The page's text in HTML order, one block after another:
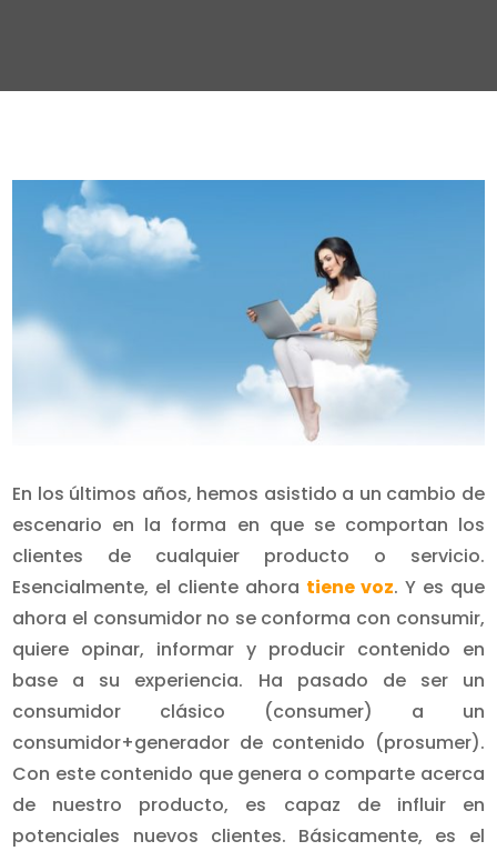
En los últimos años, hemos asistido a un cambio de
escenario en la forma en que se comportan los
clientes de cualquier producto o servicio.
Esencialmente, el cliente ahora tiene voz. Y es que
ahora el consumidor no se conforma con consumir,
quiere opinar, informar y producir contenido en
base a su experiencia. Ha pasado de ser un
consumidor clásico (consumer) a un
consumidor+generador de contenido (prosumer).
Con este contenido que genera o comparte acerca
de nuestro producto, es capaz de influir en
potenciales nuevos clientes. Básicamente, es el